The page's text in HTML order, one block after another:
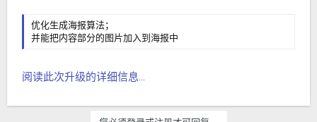
优化生成海报算法；
并能把内容部分的图片加入到海报中
阅读此次升级的详细信息...